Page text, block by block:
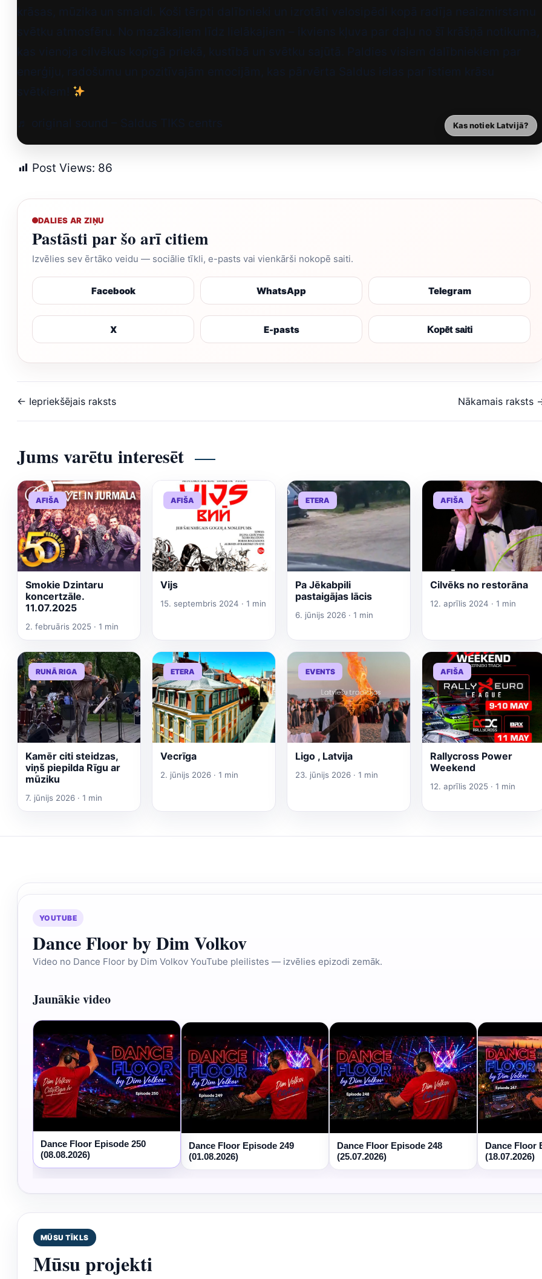
krāsas, mūzika un smaidi. Koši tērpti dalībnieki un izrotāti velosipēdi kopā radīja neaizmirstamu
svētku atmosfēru. No mazākajiem līdz lielākajiem – ikviens kļuva par daļu no šī krāšņā notikuma,
kas vienoja cilvēkus kopīgā priekā, kustībā un svētku sajūtā. Paldies visiem dalībniekiem par
enerģiju, radošumu un pozitīvajām emocijām, kas pārvērta Saldus ielas par īstiem krāsu
svētkiem!
♬ original sound – Saldus TIKS centrs Kas notiek Latvijā?
Post Views: 86
DALIES AR ZIŅU
Pastāsti par šo arī citiem
Izvēlies sev ērtāko veidu — sociālie tīkli, e-pasts vai vienkārši nokopē saiti.
Facebook WhatsApp Telegram
X E-pasts Kopēt saiti
← Iepriekšējais raksts Nākamais raksts
Jums varētu interesēt
AFIŠA
Smokie Dzintaru
koncertzāle.
11.07.2025
2. februāris 2025 · 1 min
AFIŠA
Vijs
15. septembris 2024 · 1 min
ETERA
Pa Jēkabpili
pastaigājas lācis
6. jūnijs 2026 · 1 min
AFIŠA
Cilvēks no restorāna
12. aprīlis 2024 · 1 min
RUNĀ RIGA
Kamēr citi steidzas,
viņš piepilda Rīgu ar
mūziku
7. jūnijs 2026 · 1 min
ETERA
Vecrīga
2. jūnijs 2026 · 1 min
EVENTS
Ligo , Latvija
23. jūnijs 2026 · 1 min
AFIŠA
Rallycross Power
Weekend
12. aprīlis 2025 · 1 min
YOUTUBE
Dance Floor by Dim Volkov
Video no Dance Floor by Dim Volkov YouTube pleilistes — izvēlies epizodi zemāk.
Jaunākie video
Dance Floor Episode 250
(08.08.2026)
Dance Floor Episode 249
(01.08.2026)
Dance Floor Episode 248
(25.07.2026)
Dance Floor
(18.07.2026)
MŪSU TĪKLS
Mūsu projekti